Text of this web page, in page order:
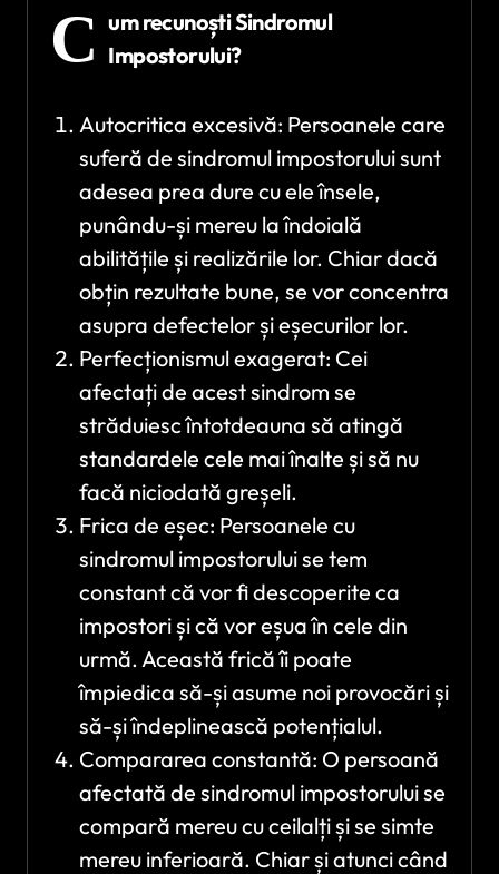
C um recunoști Sindromul
Impostorului?
Autocritica excesivă: Persoanele care
suferă de sindromul impostorului sunt
adesea prea dure cu ele însele,
punându-și mereu la îndoială
abilitățile și realizările lor. Chiar dacă
obțin rezultate bune, se vor concentra
asupra defectelor și eșecurilor lor.
Perfecționismul exagerat: Cei
afectați de acest sindrom se
străduiesc întotdeauna să atingă
standardele cele mai înalte și să nu
facă niciodată greșeli.
Frica de eșec: Persoanele cu
sindromul impostorului se tem
constant că vor fi descoperite ca
impostori și că vor eșua în cele din
urmă. Această frică îi poate
împiedica să-și asume noi provocări și
să-și îndeplinească potențialul.
Compararea constantă: O persoană
afectată de sindromul impostorului se
compară mereu cu ceilalți și se simte
mereu inferioară. Chiar și atunci când